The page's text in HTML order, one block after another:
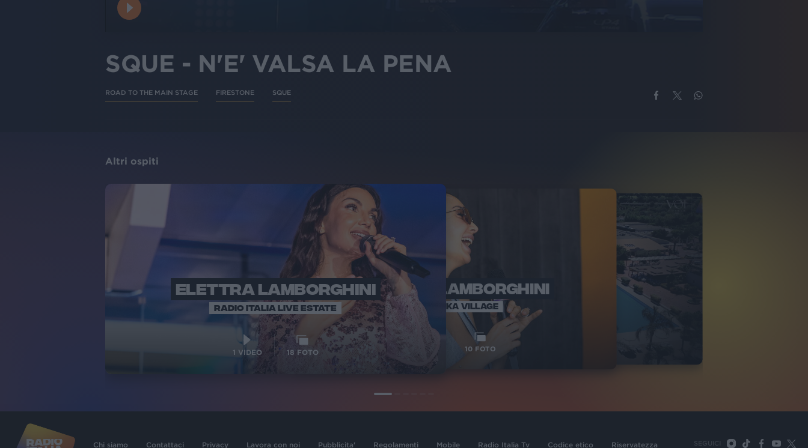
SQUE - N'E' VALSA LA PENA
ROAD TO THE MAIN STAGE FIRESTONE SQUE
Altri ospiti
ELETTRA LAMBORGHINI
RADIO ITALIA LIVE ESTATE
1 VIDEO 18 FOTO
ELETTRA LAMBORGHINI
VOI TANKA VILLAGE
10 FOTO
RADIO ITALIA
VOI TANKA VILLAGE
Chi siamo Contattaci Privacy Lavora con noi Pubblicita' Regolamenti Mobile Radio Italia Tv Codice etico Riservatezza SEGUICI